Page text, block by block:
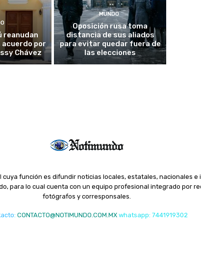
reanudan
por
Chávez
MUNDO
Oposición rusa toma
distancia de sus aliados
para evitar quedar fuera de
las elecciones
cuya función es difundir noticias locales, estatales, nacionales e
para lo cual cuenta con un equipo profesional integrado por
fotógrafos y corresponsales.
: CONTACTO@NOTIMUNDO.COM.MX whatsapp: 7441919302